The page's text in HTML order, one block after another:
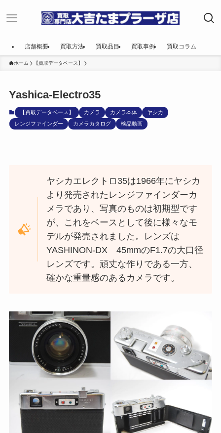
店舗概要 買取方法 買取品目 買取事例 買取コラム
ホーム 【買取データベース】
Yashica-Electro35
【買取データベース】 カメラ カメラ本体
ヤシカ
レンジファインダー
カメラカタログ 検品動画
ヤシカエレクトロ35は1966年にヤシカ
より発売されたレンジファインダーカ
メラであり、写真のものは初期型です
が、これをベースとして後に様々なモ
デルが発売されました。レンズは
YASHINON-DX 45mmのF1.7の大口径
レンズです。頑丈な作りである一方、
確かな重量感のあるカメラです。